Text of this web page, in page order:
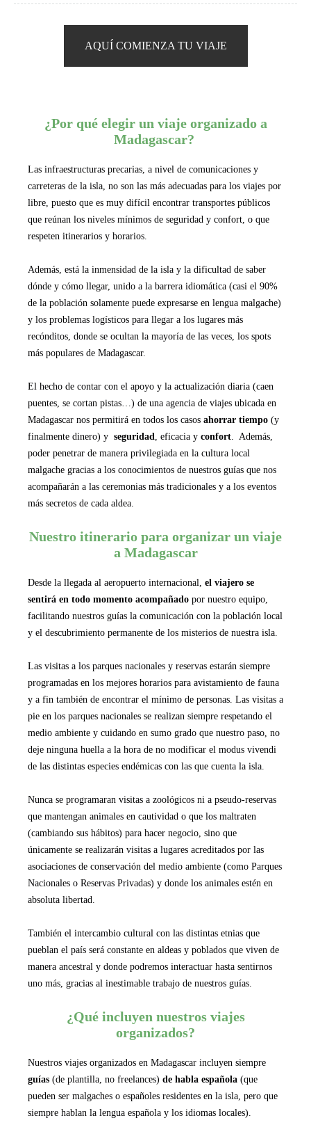
harán que tu experiencia sea única y memorable.
AQUÍ COMIENZA TU VIAJE
¿Por qué elegir un viaje organizado a
Madagascar?
Las infraestructuras precarias, a nivel de comunicaciones y
carreteras de la isla, no son las más adecuadas para los viajes por
libre, puesto que es muy difícil encontrar transportes públicos
que reúnan los niveles mínimos de seguridad y confort, o que
respeten itinerarios y horarios.
Además, está la inmensidad de la isla y la dificultad de saber
dónde y cómo llegar, unido a la barrera idiomática (casi el 90%
de la población solamente puede expresarse en lengua malgache)
y los problemas logísticos para llegar a los lugares más
recónditos, donde se ocultan la mayoría de las veces, los spots
más populares de Madagascar.
El hecho de contar con el apoyo y la actualización diaria (caen
puentes, se cortan pistas…) de una agencia de viajes ubicada en
Madagascar nos permitirá en todos los casos ahorrar tiempo (y
finalmente dinero) y seguridad, eficacia y confort. Además,
poder penetrar de manera privilegiada en la cultura local
malgache gracias a los conocimientos de nuestros guías que nos
acompañarán a las ceremonias más tradicionales y a los eventos
más secretos de cada aldea.
Nuestro itinerario para organizar un viaje
a Madagascar
Desde la llegada al aeropuerto internacional, el viajero se
sentirá en todo momento acompañado por nuestro equipo,
facilitando nuestros guías la comunicación con la población local
y el descubrimiento permanente de los misterios de nuestra isla.
Las visitas a los parques nacionales y reservas estarán siempre
programadas en los mejores horarios para avistamiento de fauna
y a fin también de encontrar el mínimo de personas. Las visitas a
pie en los parques nacionales se realizan siempre respetando el
medio ambiente y cuidando en sumo grado que nuestro paso, no
deje ninguna huella a la hora de no modificar el modus vivendi
de las distintas especies endémicas con las que cuenta la isla.
Nunca se programaran visitas a zoológicos ni a pseudo-reservas
que mantengan animales en cautividad o que los maltraten
(cambiando sus hábitos) para hacer negocio, sino que
únicamente se realizarán visitas a lugares acreditados por las
asociaciones de conservación del medio ambiente (como Parques
Nacionales o Reservas Privadas) y donde los animales estén en
absoluta libertad.
También el intercambio cultural con las distintas etnias que
pueblan el país será constante en aldeas y poblados que viven de
manera ancestral y donde podremos interactuar hasta sentirnos
uno más, gracias al inestimable trabajo de nuestros guías.
¿Qué incluyen nuestros viajes
organizados?
Nuestros viajes organizados en Madagascar incluyen siempre
guías (de plantilla, no freelances) de habla española (que
pueden ser malgaches o españoles residentes en la isla, pero que
siempre hablan la lengua española y los idiomas locales).